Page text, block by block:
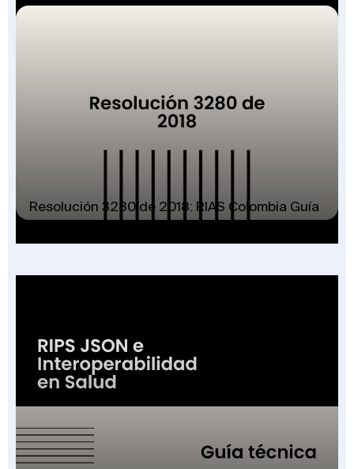
Resolución 3280 de 2018: RIAS Colombia Guía